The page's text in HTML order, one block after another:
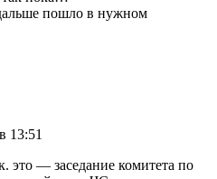
пошло в нужном
13:51
это — заседание комитета по